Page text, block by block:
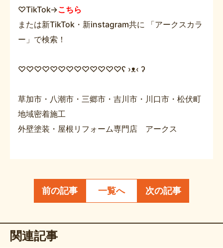
♡TikTok→こちら
または新TikTok・新instagram共に 「アークスカラ
ー」で検索！
♡♡♡♡♡♡♡♡♡♡♡♡♡ʕ ›ᴥ‹ ʔ
草加市・八潮市・三郷市・吉川市・川口市・松伏町
地域密着施工
外壁塗装・屋根リフォーム専門店 アークス
前の記事 一覧へ 次の記事
関連記事